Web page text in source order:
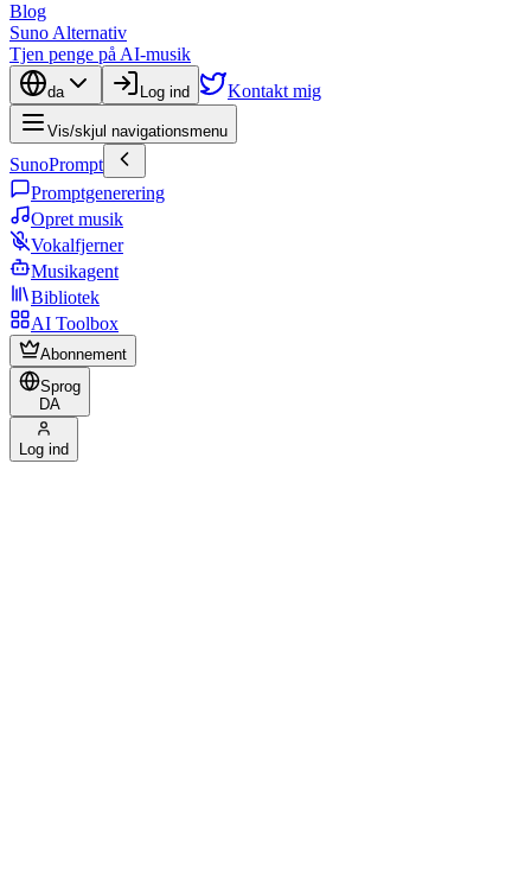
Blog
Suno Alternativ
Tjen penge på AI-musik
da Log ind Kontakt mig
Vis/skjul navigationsmenu
SunoPrompt
Promptgenerering
Opret musik
Vokalfjerner
Musikagent
Bibliotek
AI Toolbox
Abonnement
Sprog
DA
Log ind